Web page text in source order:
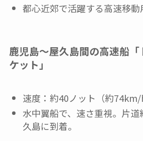
都心近郊で活躍する高速移動
鹿児島～屋久島間の高速船
ケット」
速度：約40ノット（約74km/h
水中翼船で、速さ重視。片
久島に到着。